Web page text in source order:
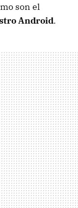
son el
Android.